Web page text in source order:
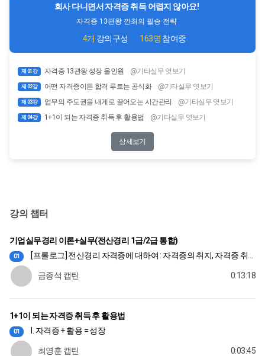
회사 다니면서 자격증 취득 어렵지 않아요!
자격증 13관왕 깐최의 필승 전략
4개 강의구성 163명 참여중
제 01강 자격증 13관왕 성장 올인원 @기타실무 엿보기
제 02강 어떤 자격증이든 합격 루트는 공식화 @기타실무 엿보기
제 03강 업무의 주도권을 내게로 끌어오는 시간관리 @기타실무 엿보기
제 04강 1+1이 되는 자격증 취득 후 활용법 @기타실무 엿보기
상세보기
강의 챕터
기업실무경리 이론+실무(전산경리 1급/2급 통합)
01
금종석 캡틴 0:13:18
1+1이 되는 자격증 취득 후 활용법
01 I. 자격증 + 활용 = 성장
최영훈 캡틴 0:03:45